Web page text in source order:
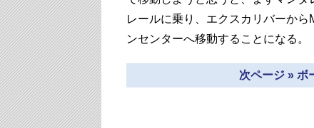
レールに乗り、エクスカリバーか
ンセンターへ移動することになる。
次ページ » ボ